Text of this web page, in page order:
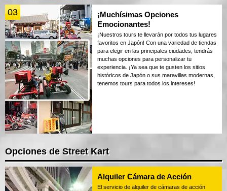
03
¡Muchísimas Opciones
Emocionantes!
¡Nuestros tours te llevarán por todos tus lugares
favoritos en Japón! Con una variedad de tiendas
para elegir en las principales ciudades, tendrás
muchas opciones para personalizar tu
experiencia. ¡Ya sea que te gusten los sitios
históricos de Japón o sus maravillas modernas,
tenemos tours para todos los intereses!
Opciones de Street Kart
Alquiler Cámara de Acción
El servicio de alquiler de cámaras de acción